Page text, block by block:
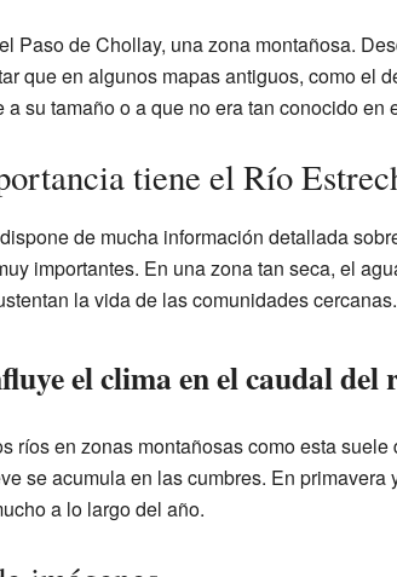
Paso de Chollay, una zona montañosa.
que en algunos mapas antiguos, como el
a su tamaño o a que no era tan conocido en
tiene el Río
de mucha información detallada
importantes. En una zona tan seca, el
la vida de las comunidades cercanas.
el clima en el caudal del
ríos en zonas montañosas como esta
se acumula en las cumbres. En
a lo largo del año.